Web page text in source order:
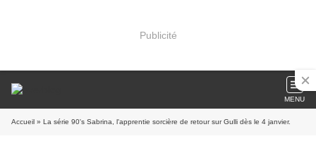
Publicité
MENU
Accueil » La série 90's Sabrina, l'apprentie sorcière de retour sur Gulli dès le 4 janvier.